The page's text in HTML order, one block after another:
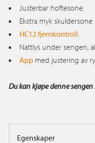
Justerbar hoftesone.
Ekstra myk skuldersone
HC12 fjernkontroll
Nattlys under sengen,
App med justering av
Du kan kjøpe denne
Egenskaper